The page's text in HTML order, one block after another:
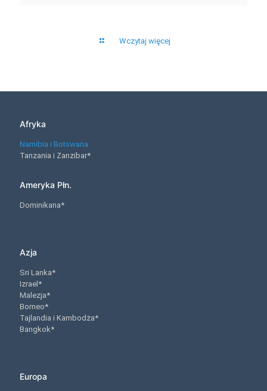
Wczytaj więcej
Afryka
Namibia i Botswana
Tanzania i Zanzibar*
Ameryka Płn.
Dominikana*
Azja
Sri Lanka*
Izrael*
Malezja*
Borneo*
Tajlandia i Kambodża*
Bangkok*
Europa